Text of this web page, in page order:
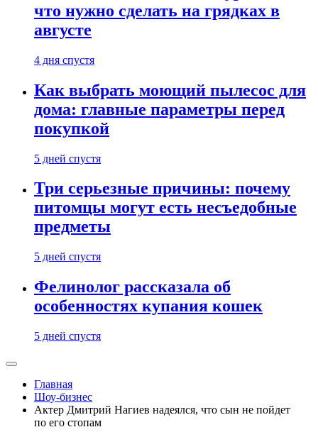
что нужно сделать на грядках в
августе
4 дня спустя
Как выбрать моющий пылесос для
дома: главные параметры перед
покупкой
5 дней спустя
Три серьезные причины: почему
питомцы могут есть несъедобные
предметы
5 дней спустя
Фелинолог рассказала об
особенностях купания кошек
5 дней спустя
Главная
Шоу-бизнес
Актер Дмитрий Нагиев надеялся, что сын не пойдет
по его стопам